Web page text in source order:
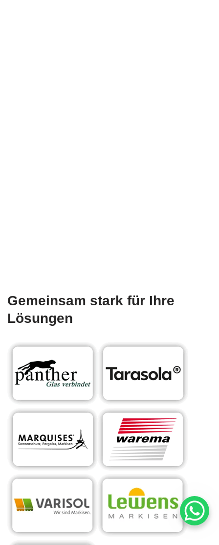
Gemeinsam stark für Ihre
Lösungen